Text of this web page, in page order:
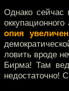
Однако сейчас
опия
ловить вроде
Бирма! Там
недостаточно!